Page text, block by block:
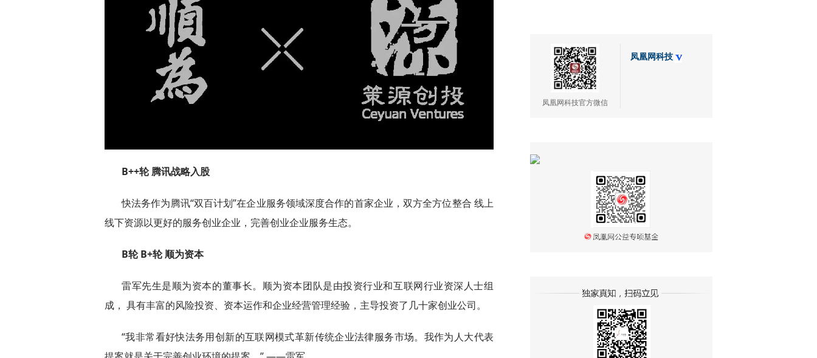
B++轮 腾讯战略入股
快法务作为腾讯“双百计划”在企业服务领域深度合作的首家企业，双方全方位整合 线上
线下资源以更好的服务创业企业，完善创业企业服务生态。
B轮 B+轮 顺为资本
雷军先生是顺为资本的董事长。顺为资本团队是由投资行业和互联网行业资深人士组
成， 具有丰富的风险投资、资本运作和企业经营管理经验，主导投资了几十家创业公司。
“我非常看好快法务用创新的互联网模式革新传统企业法律服务市场。我作为人大代表
凤凰网科技官方微信
凤凰网科技